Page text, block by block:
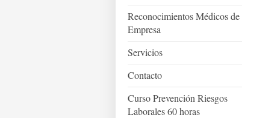
Reconocimientos Médicos de
Empresa
Servicios
Contacto
Curso Prevención Riesgos
Laborales 60 horas